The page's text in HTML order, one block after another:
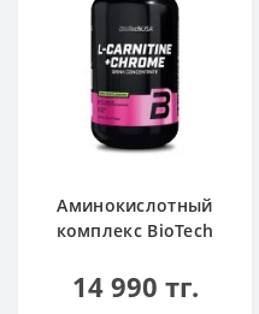
Аминокислотный
комплекс BioTech
Chrome concentrate
14 990 тг.